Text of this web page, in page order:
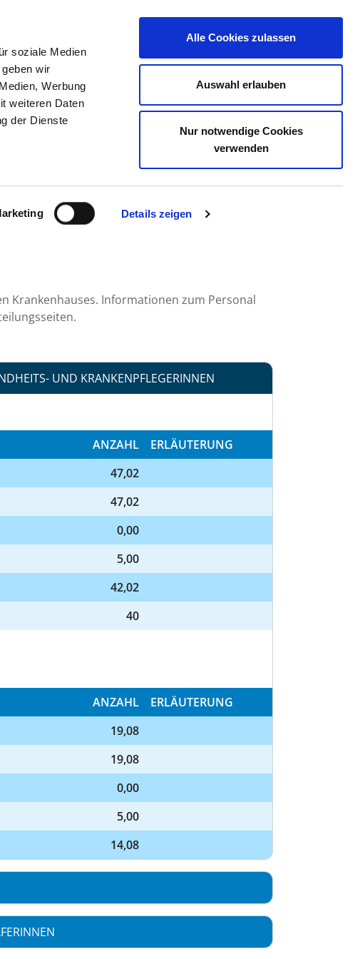
soziale Medien
wir
Werbung
weiteren Daten
der Dienste
Details zeigen
Alle Cookies zulassen
Auswahl erlauben
Nur notwendige Cookies
verwenden
STELLENBÖRSE KONTAKT IHRE MEINUNG
Krankenhauses. Informationen zum Personal
UND KRANKENPFLEGERINNEN
ANZAHL
ERLÄUTERUNG
47,02
47,02
0,00
5,00
42,02
40
ANZAHL
ERLÄUTERUNG
19,08
19,08
0,00
5,00
14,08